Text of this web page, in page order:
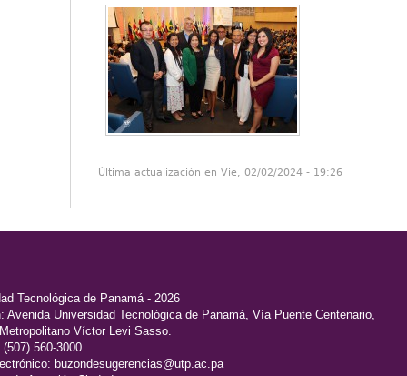
Última actualización en Vie, 02/02/2024 - 19:26
Tecnológica de Panamá - 2026
Avenida Universidad Tecnológica de Panamá, Vía Puente Centenario,
Víctor Levi Sasso.
560-3000
buzondesugerencias@utp.ac.pa